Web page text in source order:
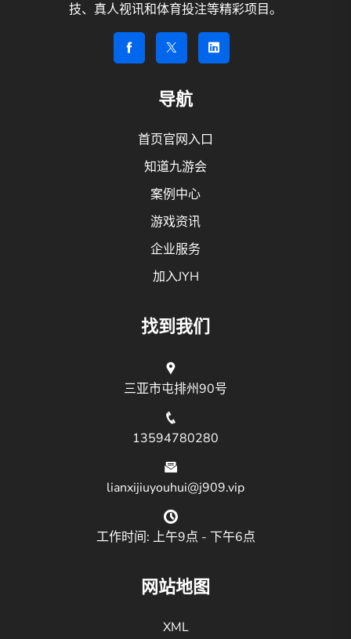
技、真人视讯和体育投注等精彩项目。
导航
首页官网入口
知道九游会
案例中心
游戏资讯
企业服务
加入JYH
找到我们
三亚市屯排州90号
13594780280
lianxijiuyouhui@j909.vip
工作时间: 上午9点 - 下午6点
网站地图
XML